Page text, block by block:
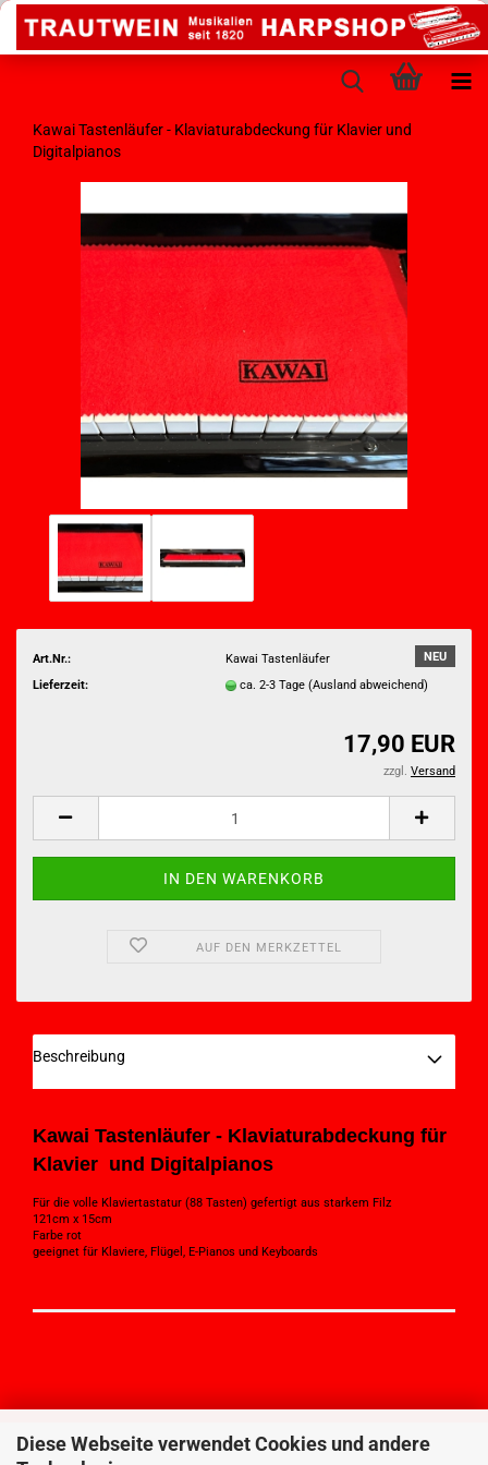
Diese Webseite verwendet Cookies und andere
Kawai Tastenläufer - Klaviaturabdeckung für Klavier und
Digitalpianos
NEU
Art.Nr.:
Kawai Tastenläufer
Lieferzeit:
ca. 2-3 Tage (Ausland abweichend)
17,90 EUR
zzgl. Versand
AUF DEN MERKZETTEL
Beschreibung
Kawai Tastenläufer - Klaviaturabdeckung für
Klavier und Digitalpianos
Für die volle Klaviertastatur (88 Tasten) gefertigt aus starkem Filz
121cm x 15cm
Farbe rot
geeignet für Klaviere, Flügel, E-Pianos und Keyboards